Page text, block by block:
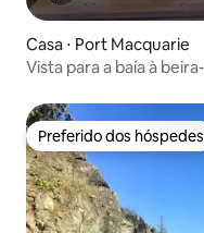
Casa ⋅ Port Macquarie
Vista para a baía à
Preferido dos hóspedes
Preferido dos hóspedes